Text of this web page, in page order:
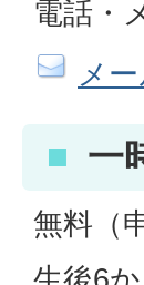
電話・
メ
一
無料（